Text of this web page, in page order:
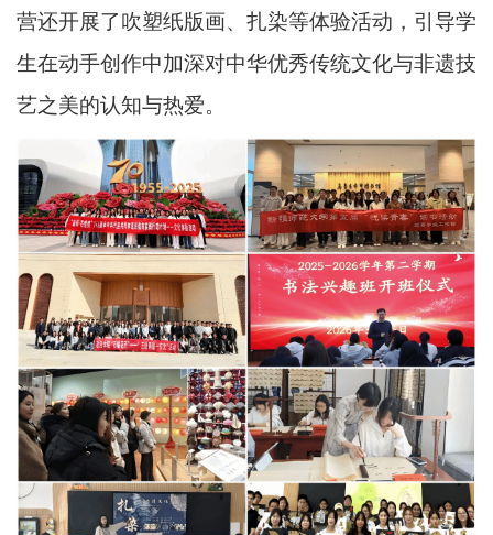
营还开展了吹塑纸版画、扎染等体验活动，引导学
生在动手创作中加深对中华优秀传统文化与非遗技
艺之美的认知与热爱。